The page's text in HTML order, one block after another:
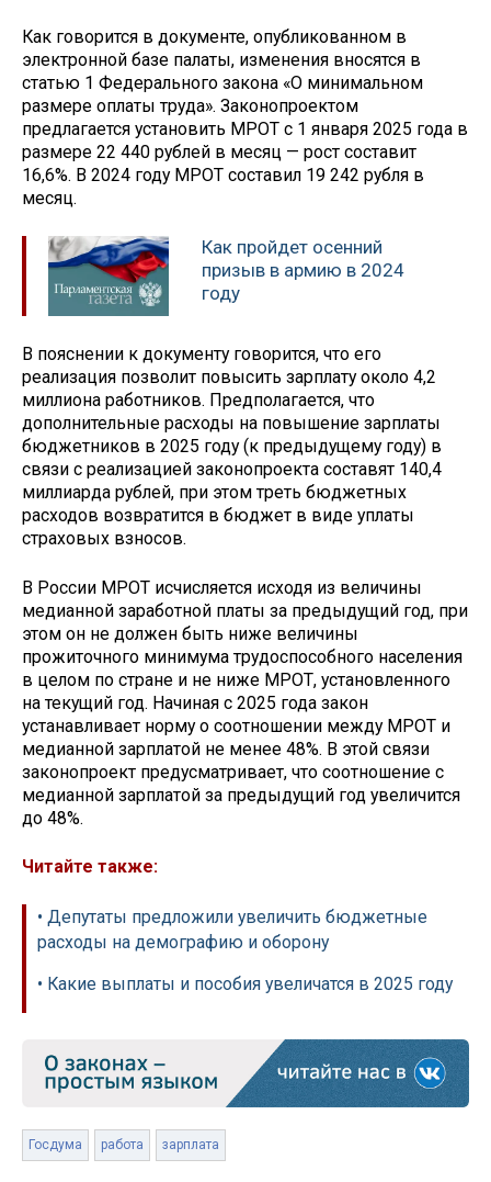
Как говорится в документе, опубликованном в
электронной базе палаты, изменения вносятся в
статью 1 Федерального закона «О минимальном
размере оплаты труда». Законопроектом
предлагается установить МРОТ с 1 января 2025 года в
размере 22 440 рублей в месяц — рост составит
16,6%. В 2024 году МРОТ составил 19 242 рубля в
месяц.
Как пройдет осенний
призыв в армию в 2024
году
В пояснении к документу говорится, что его
реализация позволит повысить зарплату около 4,2
миллиона работников. Предполагается, что
дополнительные расходы на повышение зарплаты
бюджетников в 2025 году (к предыдущему году) в
связи с реализацией законопроекта составят 140,4
миллиарда рублей, при этом треть бюджетных
расходов возвратится в бюджет в виде уплаты
страховых взносов.
В России МРОТ исчисляется исходя из величины
медианной заработной платы за предыдущий год, при
этом он не должен быть ниже величины
прожиточного минимума трудоспособного населения
в целом по стране и не ниже МРОТ, установленного
на текущий год. Начиная с 2025 года закон
устанавливает норму о соотношении между МРОТ и
медианной зарплатой не менее 48%. В этой связи
законопроект предусматривает, что соотношение с
медианной зарплатой за предыдущий год увеличится
до 48%.
Читайте также:
• Депутаты предложили увеличить бюджетные
расходы на демографию и оборону
• Какие выплаты и пособия увеличатся в 2025 году
Госдума работа зарплата